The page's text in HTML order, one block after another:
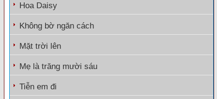
Hoa Daisy
Không bờ ngăn cách
Mặt trời lên
Mẹ là trăng mười sáu
Tiễn em đi